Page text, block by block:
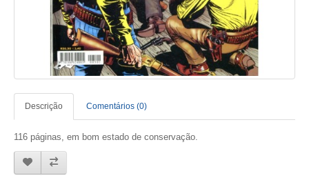
Descrição Comentários (0)
116 páginas, em bom estado de conservação.